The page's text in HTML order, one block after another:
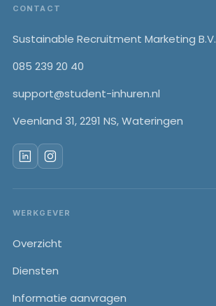
Footer
CONTACT
Sustainable Recruitment Marketing B.V.
085 239 20 40
support@student-inhuren.nl
Veenland 31, 2291 NS, Wateringen
WERKGEVER
Overzicht
Diensten
Informatie aanvragen